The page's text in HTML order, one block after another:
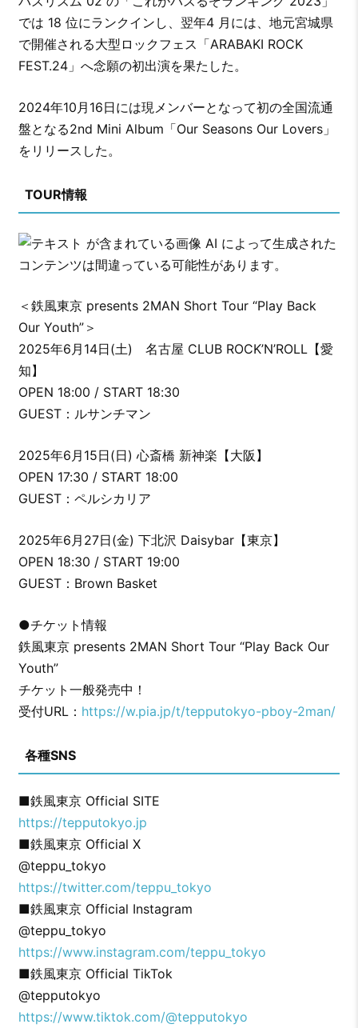
では 18 位にランクインし、翌年4 月には、地元宮城県
で開催される大型ロックフェス「ARABAKI ROCK
FEST.24」へ念願の初出演を果たした。
2024年10月16日には現メンバーとなって初の全国流通
盤となる2nd Mini Album「Our Seasons Our Lovers」
をリリースした。
TOUR情報
＜鉄風東京 presents 2MAN Short Tour “Play Back
Our Youth”＞
2025年6月14日(土) 名古屋 CLUB ROCK’N’ROLL【愛
知】
OPEN 18:00 / START 18:30
GUEST：ルサンチマン
2025年6月15日(日) 心斎橋 新神楽【大阪】
OPEN 17:30 / START 18:00
GUEST：ペルシカリア
2025年6月27日(金) 下北沢 Daisybar【東京】
OPEN 18:30 / START 19:00
GUEST：Brown Basket
●チケット情報
鉄風東京 presents 2MAN Short Tour “Play Back Our
Youth”
チケット一般発売中！
受付URL： https://w.pia.jp/t/tepputokyo-pboy-2man/
各種SNS
■鉄風東京 Official SITE
https://tepputokyo.jp
■鉄風東京 Official X
@teppu_tokyo
https://twitter.com/teppu_tokyo
■鉄風東京 Official Instagram
@teppu_tokyo
https://www.instagram.com/teppu_tokyo
■鉄風東京 Official TikTok
@tepputokyo
https://www.tiktok.com/@tepputokyo